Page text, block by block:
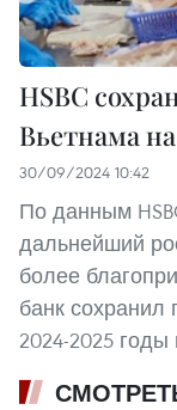
HSBC
Вьетнама
30/09/2024 10:42
По данным
дальнейший
более
банк сохранил
2024-2025